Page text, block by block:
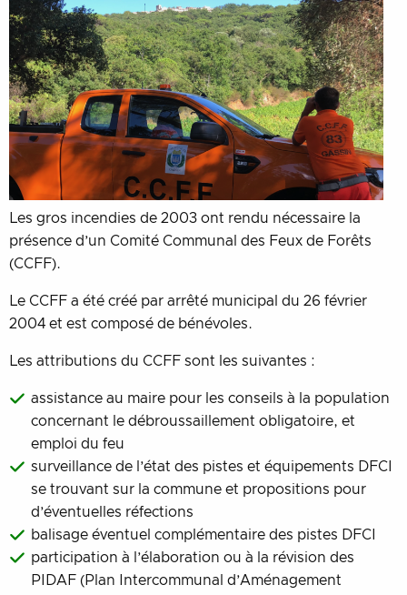
Les gros incendies de 2003 ont rendu nécessaire la
présence d’un Comité Communal des Feux de Forêts
(CCFF).
Le CCFF a été créé par arrêté municipal du 26 février
2004 et est composé de bénévoles.
Les attributions du CCFF sont les suivantes :
assistance au maire pour les conseils à la population
concernant le débroussaillement obligatoire, et
emploi du feu
surveillance de l’état des pistes et équipements DFCI
se trouvant sur la commune et propositions pour
d’éventuelles réfections
balisage éventuel complémentaire des pistes DFCI
participation à l’élaboration ou à la révision des
PIDAF (Plan Intercommunal d’Aménagement